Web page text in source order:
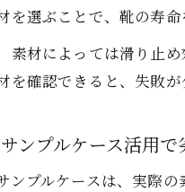
を選ぶことで、靴の寿
素材によっては滑り止
を確認できると、失敗が
ンプルケース活用
ンプルケースは、実際